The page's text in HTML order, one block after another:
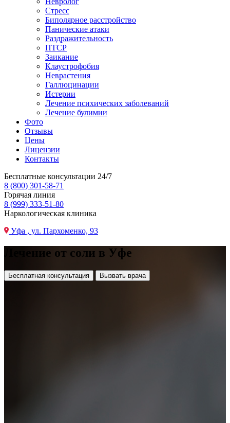
Стресс
Биполярное расстройство
Панические атаки
Раздражительность
ПТСР
Заикание
Клаустрофобия
Неврастения
Галлюцинации
Истерии
Лечение психических заболеваний
Лечение булимии
Фото
Отзывы
Цены
Лицензии
Контакты
Бесплатные консультации 24/7
8 (800) 301-58-71
Горячая линия
8 (999) 333-51-80
Наркологическая клиника
Уфа , ул. Пархоменко, 93
Лечение от соли в Уфе
Бесплатная консультация Вызвать врача